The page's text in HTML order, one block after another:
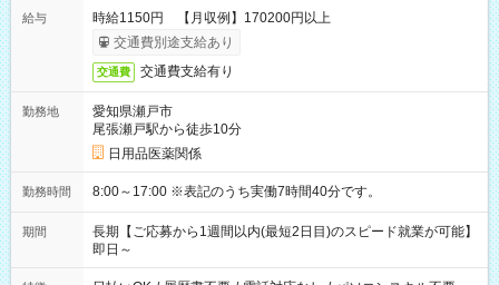
給与
時給1150円 【月収例】170200円以上
交通費別途支給あり
交通費 交通費支給有り
勤務地
愛知県瀬戸市
尾張瀬戸駅から徒歩10分
日用品医薬関係
勤務時間 8:00～17:00 ※表記のうち実働7時間40分です。
期間
長期【ご応募から1週間以内(最短2日目)のスピード就業が可能】
即日～